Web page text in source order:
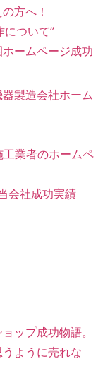
方へ！
について”
ームページ成功
製造会社ホーム
工業者のホームペ
会社成功実績
ップ成功物語。
ように売れな